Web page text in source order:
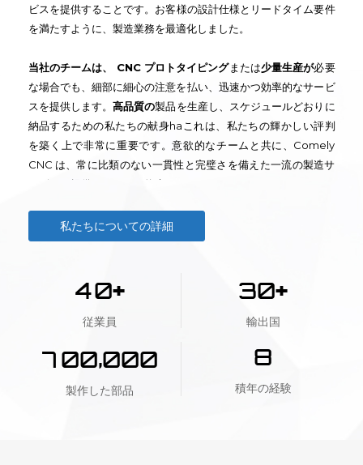
ビスを提供することです。 お客様の設計仕様とリードタイム要件
を満たすように、製造業務を最適化しました。
当社のチームは、 CNC プロトタイピングまたは少量生産が必要
な場合でも、細部に細心の注意を払い、迅速かつ効率的なサービ
スを提供します。高品質の製品を生産し、スケジュールどおりに
納品するための私たちの献身ha これは、私たちの輝かしい評判
を築く上で非常に重要です。意欲的なチームと共に、Comely
CNC は、常に比類のない一貫性と完璧さを備えた一流の製造サ
ービスを提供することを約束します!
私たちについての詳細
40+
従業員
30+
輸出国
7 00,000
製作した部品
8
積年の経験